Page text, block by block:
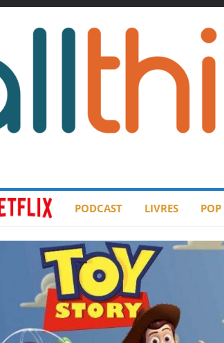
PODCAST LIVRES